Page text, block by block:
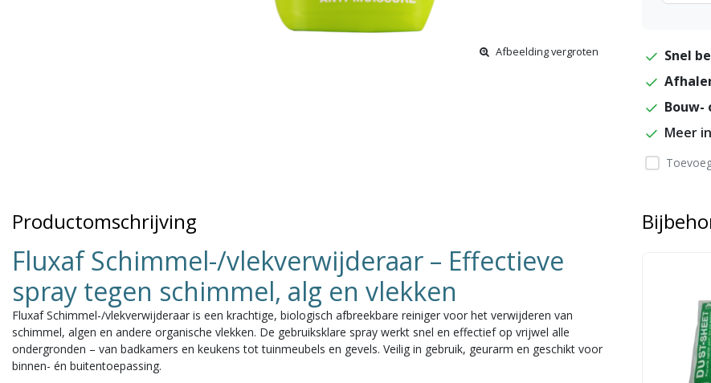
Afbeelding vergroten
Snel
Bouw-
Meer
Productomschrijving
Fluxaf Schimmel-/vlekverwijderaar – Effectieve
spray tegen schimmel, alg en vlekken
Fluxaf Schimmel-/vlekverwijderaar is een krachtige, biologisch afbreekbare reiniger voor het verwijderen van
schimmel, algen en andere organische vlekken. De gebruiksklare spray werkt snel en effectief op vrijwel alle
ondergronden – van badkamers en keukens tot tuinmeubels en gevels. Veilig in gebruik, geurarm en geschikt voor
binnen- én buitentoepassing.